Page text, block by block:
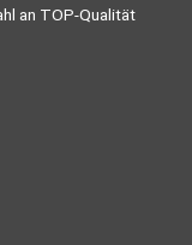
an TOP-Qualität